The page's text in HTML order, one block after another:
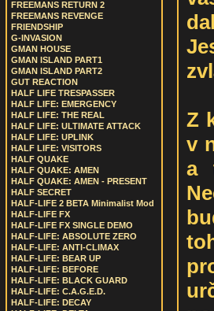
FREEMANS RETURN 2
FREEMANS REVENGE
FRIENDSHIP
G-INVASION
GMAN HOUSE
GMAN ISLAND PART1
GMAN ISLAND PART2
GUT REACTION
HALF LIFE TRESPASSER
HALF LIFE: EMERGENCY
HALF LIFE: THE REAL
HALF LIFE: ULTIMATE ATTACK
HALF LIFE: UPLINK
HALF LIFE: VISITORS
HALF QUAKE
HALF QUAKE: AMEN
HALF QUAKE: AMEN - PRESENT
HALF SECRET
HALF-LIFE 2 BETA Minimalist Mod
HALF-LIFE FX
HALF-LIFE FX SINGLE DEMO
HALF-LIFE: ABSOLUTE ZERO
HALF-LIFE: ANTI-CLIMAX
HALF-LIFE: BEAR UP
HALF-LIFE: BEFORE
HALF-LIFE: BLACK GUARD
HALF-LIFE: C.A.G.E.D.
HALF-LIFE: DECAY
Z
v
a